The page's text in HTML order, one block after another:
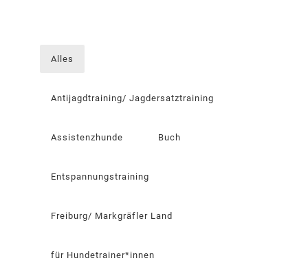
Alles
Antijagdtraining/ Jagdersatztraining
Assistenzhunde Buch
Entspannungstraining
Freiburg/ Markgräfler Land
für Hundetrainer*innen